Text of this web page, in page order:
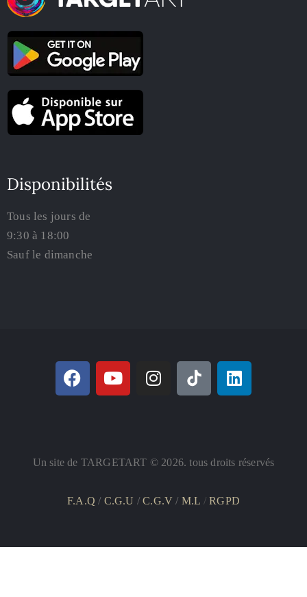
Disponibilités
Tous les jours de
9:30 à 18:00
Sauf le dimanche
Un site de TARGETART © 2026. tous droits réservés
F.A.Q / C.G.U /C.G.V/ M.L /RGPD